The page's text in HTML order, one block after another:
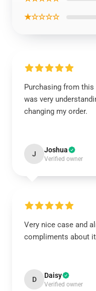
★☆☆☆☆
Purchasing from
was very
changing my order.
J Joshua
Verified owner
Very nice case and
compliments about
D Daisy
Verified owner